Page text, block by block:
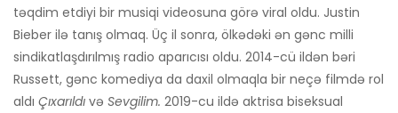
təqdim etdiyi bir musiqi videosuna görə viral oldu. Justin
Bieber ilə tanış olmaq. Üç il sonra, ölkədəki ən gənc milli
sindikatlaşdırılmış radio aparıcısı oldu. 2014-cü ildən bəri
Russett, gənc komediya da daxil olmaqla bir neçə filmdə rol
aldı Çıxarıldı və Sevgilim. 2019-cu ildə aktrisa biseksual